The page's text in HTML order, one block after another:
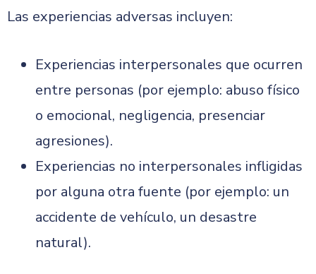
Las experiencias adversas incluyen:
Experiencias interpersonales que ocurren
entre personas (por ejemplo: abuso físico
o emocional, negligencia, presenciar
agresiones).
Experiencias no interpersonales infligidas
por alguna otra fuente (por ejemplo: un
accidente de vehículo, un desastre
natural).